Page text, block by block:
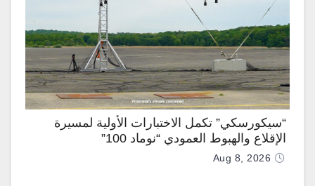
“سيكورسكي” تكمل الاختبارات الأولية لمسيرة
الإقلاع والهبوط العمودي “نوماد 100”
Aug 8, 2026